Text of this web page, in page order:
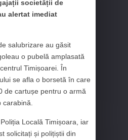
societății de
alertat imediat
salubrizare au găsit
o pubelă amplasată
Timișoarei. În
se afla o borsetă în care
de cartușe pentru o armă
Locală Timișoara, iar
solicitați și polițiștii din